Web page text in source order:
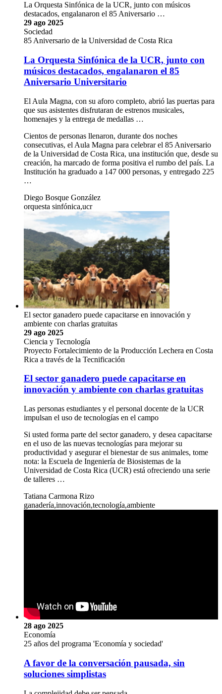
La Orquesta Sinfónica de la UCR, junto con músicos
destacados, engalanaron el 85 Aniversario …
29 ago 2025
Sociedad
85 Aniversario de la Universidad de Costa Rica
La Orquesta Sinfónica de la UCR, junto con
músicos destacados, engalanaron el 85
Aniversario Universitario
El Aula Magna, con su aforo completo, abrió las puertas para
que sus asistentes disfrutaran de estrenos musicales,
homenajes y la entrega de medallas …
Cientos de personas llenaron, durante dos noches
consecutivas, el Aula Magna para celebrar el 85 Aniversario
de la Universidad de Costa Rica, una institución que, desde su
creación, ha marcado de forma positiva el rumbo del país. La
Institución ha graduado a 147 000 personas, y entregado 225
…
Diego Bosque González
orquesta sinfónica,ucr
El sector ganadero puede capacitarse en innovación y
ambiente con charlas gratuitas
29 ago 2025
Ciencia y Tecnología
Proyecto Fortalecimiento de la Producción Lechera en Costa
Rica a través de la Tecnificación
El sector ganadero puede capacitarse en
innovación y ambiente con charlas gratuitas
Las personas estudiantes y el personal docente de la UCR
impulsan el uso de tecnologías en el campo
Si usted forma parte del sector ganadero, y desea capacitarse
en el uso de las nuevas tecnologías para mejorar su
productividad y asegurar el bienestar de sus animales, tome
nota: la Escuela de Ingeniería de Biosistemas de la
Universidad de Costa Rica (UCR) está ofreciendo una serie
de talleres …
Tatiana Carmona Rizo
ganadería,innovación,tecnología,ambiente
28 ago 2025
Economía
25 años del programa 'Economía y sociedad'
A favor de la conversación pausada, sin
soluciones simplistas